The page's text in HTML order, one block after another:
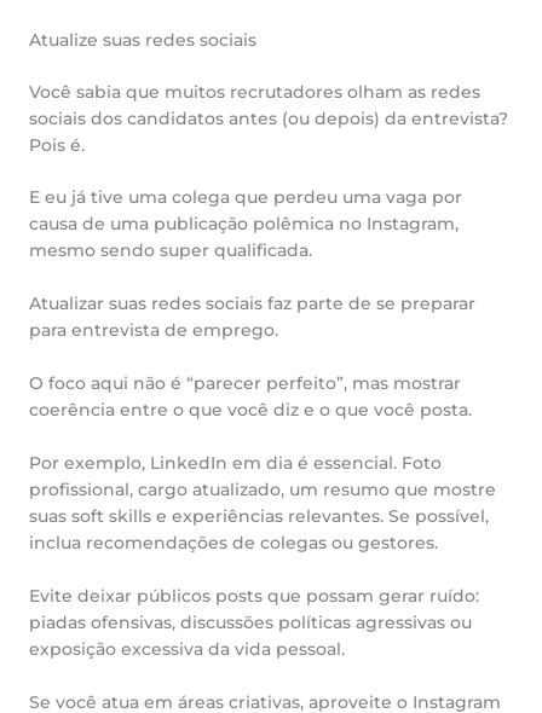
Atualize suas redes sociais
Você sabia que muitos recrutadores olham as redes
sociais dos candidatos antes (ou depois) da entrevista?
Pois é.
E eu já tive uma colega que perdeu uma vaga por
causa de uma publicação polêmica no Instagram,
mesmo sendo super qualificada.
Atualizar suas redes sociais faz parte de se preparar
para entrevista de emprego.
O foco aqui não é “parecer perfeito”, mas mostrar
coerência entre o que você diz e o que você posta.
Por exemplo, LinkedIn em dia é essencial. Foto
profissional, cargo atualizado, um resumo que mostre
suas soft skills e experiências relevantes. Se possível,
inclua recomendações de colegas ou gestores.
Evite deixar públicos posts que possam gerar ruído:
piadas ofensivas, discussões políticas agressivas ou
exposição excessiva da vida pessoal.
Se você atua em áreas criativas, aproveite o Instagram